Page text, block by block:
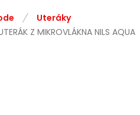
Uteráky
Z MIKROVLÁKNA NILS AQUA